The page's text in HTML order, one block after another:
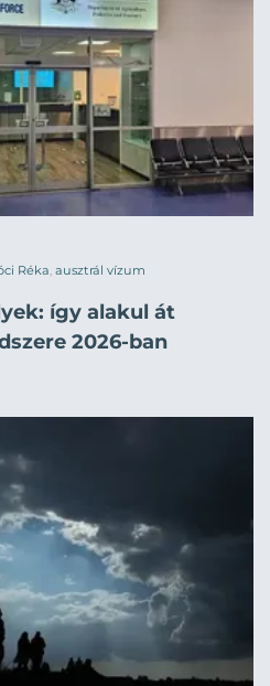
Réka, ausztrál vízum
így alakul át
2026-ban